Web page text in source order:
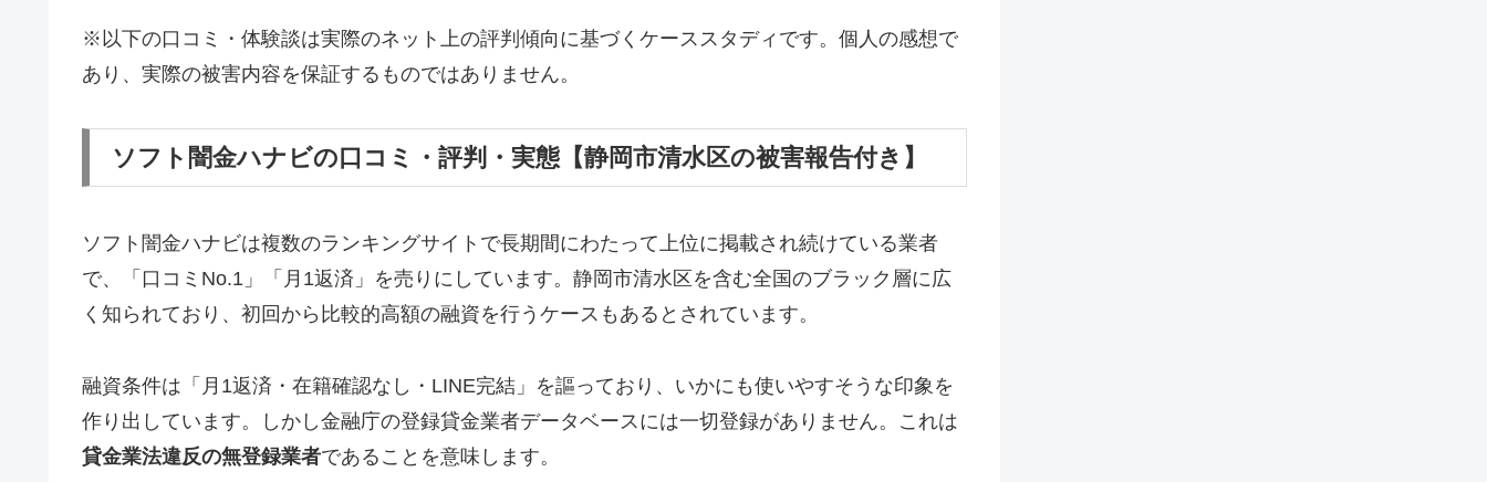
※以下の口コミ・体験談は実際のネット上の評判傾向に基づくケーススタディです。個人の感想で
あり、実際の被害内容を保証するものではありません。
ソフト闇金ハナビの口コミ・評判・実態【静岡市清水区の被害報告付き】
ソフト闇金ハナビは複数のランキングサイトで長期間にわたって上位に掲載され続けている業者
で、「口コミNo.1」「月1返済」を売りにしています。静岡市清水区を含む全国のブラック層に広
く知られており、初回から比較的高額の融資を行うケースもあるとされています。
融資条件は「月1返済・在籍確認なし・LINE完結」を謳っており、いかにも使いやすそうな印象を
作り出しています。しかし金融庁の登録貸金業者データベースには一切登録がありません。これは
貸金業法違反の無登録業者であることを意味します。